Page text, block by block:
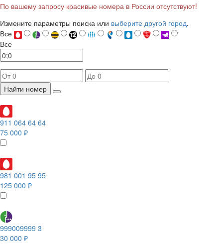
По вашему запросу красивые номера в России отсутствуют!
Измените параметры поиска или выберите другой город.
Все
Все
Найти номер
911 064 64 64
75 000 ₽
981 001 95 95
125 000 ₽
999009999 3
30 000 ₽